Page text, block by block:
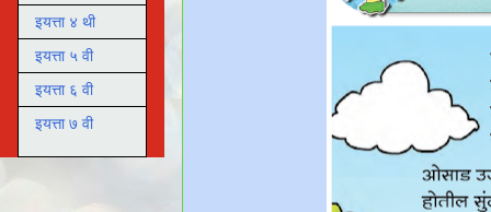
इयत्ता ४ थी
इयत्ता ५ वी
इयत्ता ६ वी
इयत्ता ७ वी